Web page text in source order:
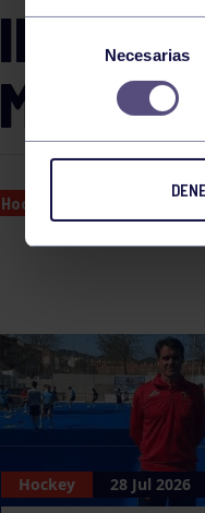
consentimiento
Necesarias
MASC.:
Hockey 26 NOV 2023
Hockey 28 Jul 2026